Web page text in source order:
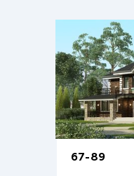
67-89